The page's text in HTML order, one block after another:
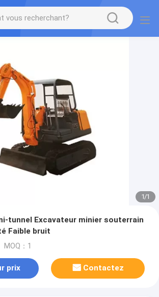
1/1
tunnel Excavateur minier souterrain
Faible bruit
MOQ：1
prix Contactez